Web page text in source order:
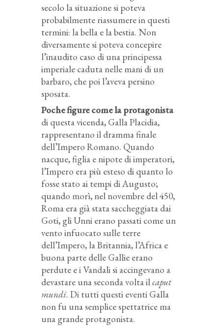
secolo la situazione si poteva
probabilmente riassumere in questi
termini: la bella e la bestia. Non
diversamente si poteva concepire
l’inaudito caso di una principessa
imperiale caduta nelle mani di un
barbaro, che poi l’aveva persino
sposata.
Poche figure come la protagonista
di questa vicenda, Galla Placidia,
rappresentano il dramma finale
dell’Impero Romano. Quando
nacque, figlia e nipote di imperatori,
l’Impero era più esteso di quanto lo
fosse stato ai tempi di Augusto;
quando morì, nel novembre del 450,
Roma era già stata saccheggiata dai
Goti, gli Unni erano passati come un
vento infuocato sulle terre
dell’Impero, la Britannia, l’Africa e
buona parte delle Gallie erano
perdute e i Vandali si accingevano a
devastare una seconda volta ilcaput
mundi. Di tutti questi eventi Galla
non fu una semplice spettatrice ma
una grande protagonista.